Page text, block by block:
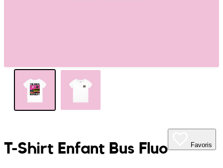
T-Shirt Enfant Bus Fluo Favoris
Oopsie Daisy
Pigment It Pottery